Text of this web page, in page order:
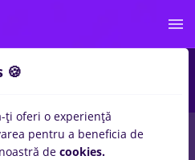
🍪
ți oferi o experiență
pentru a beneficia de
de cookies.